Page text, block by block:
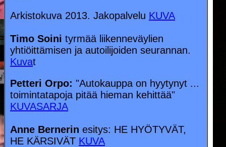
Arkistokuva 2013. Jakopalvelu KUVA
Timo Soini tyrmää liikenneväylien
yhtiöittämisen ja autoilijoiden seurannan.
Kuvat
Petteri Orpo: "Autokauppa on hyytynyt ...
toimintatapoja pitää hieman kehittää"
KUVASARJA
Anne Bernerin esitys: HE HYÖTYVÄT,
HE KÄRSIVÄT KUVA